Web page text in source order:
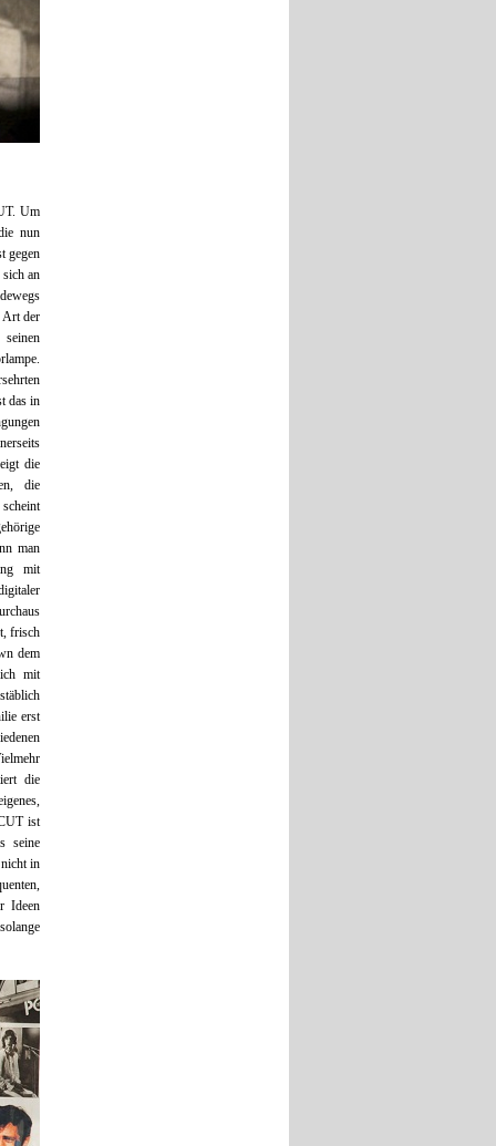
Um
nun
gegen
an
Art der
das in
die
die
man
mit
frisch
dem
mit
erst
die
ist
seine
in
Ideen